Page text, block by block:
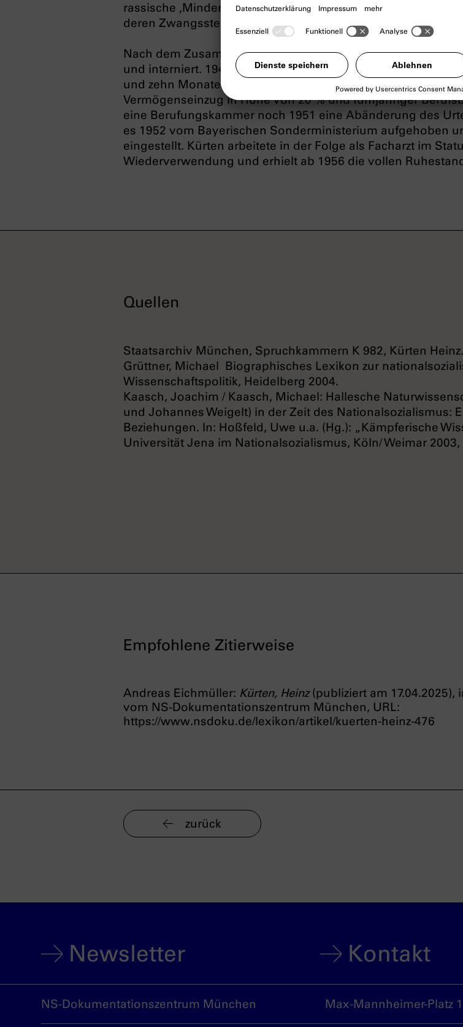
rassische ‚Minderwertigkeit‘ von
Sinti*zze und Rom*nja
deren Zwangssterilisierung eintrat.
Nach dem Zusammenbruch der NS-Herrschaft wurde
und interniert. 1949 verurteilte ihn eine Spruchkammer als
und zehn Monaten Internierungshaft (die als schon verbüßt
Vermögenseinzug in Höhe von 20 % und fünfjähriger
eine Berufungskammer noch 1951 eine Abänderung des
es 1952 vom Bayerischen Sonderministerium aufgehoben
eingestellt. Kürten arbeitete in der Folge als Facharzt im
Wiederverwendung und erhielt ab 1956 die vollen
Quellen
Staatsarchiv München, Spruchkammern K 982, Kürten Heinz.
Grüttner, Michael Biographisches Lexikon zur
Wissenschaftspolitik, Heidelberg 2004.
Kaasch, Joachim / Kaasch, Michael: Hallesche
und Johannes Weigelt) in der Zeit des Nationalsozialismus:
Beziehungen. In: Hoßfeld, Uwe u.a. (Hg.): „Kämpferische
Universität Jena im Nationalsozialismus, Köln/ Weimar 2003,
Empfohlene Zitierweise
Andreas Eichmüller: Kürten, Heinz(publiziert am 17.04.2025),
vom NS-Dokumentationszentrum München, URL:
https://www.nsdoku.de/lexikon/artikel/kuerten-heinz-476
zurück
Newsletter Kontakt
NS-Dokumentationszentrum München Max-Mannheimer-Platz 1